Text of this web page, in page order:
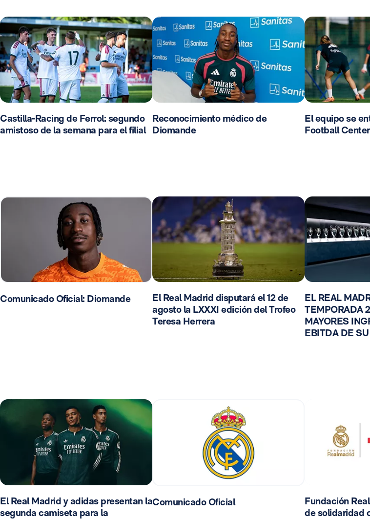
Castilla-Racing de Ferrol: segundo
amistoso de la semana para el filial
Reconocimiento médico de
Diomande
El equipo se
Football Center
Comunicado Oficial: Diomande
El Real Madrid disputará el 12 de
agosto la LXXXI edición del Trofeo
Teresa Herrera
EL REAL
TEMPORADA
MAYORES
EBITDA DE
El Real Madrid y adidas presentan la
segunda camiseta para la
Comunicado Oficial
Fundación
de solidaridad